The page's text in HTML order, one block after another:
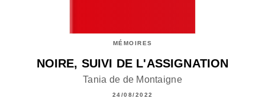
MÉMOIRES
NOIRE, SUIVI DE L'ASSIGNATION
Tania de de Montaigne
24/08/2022